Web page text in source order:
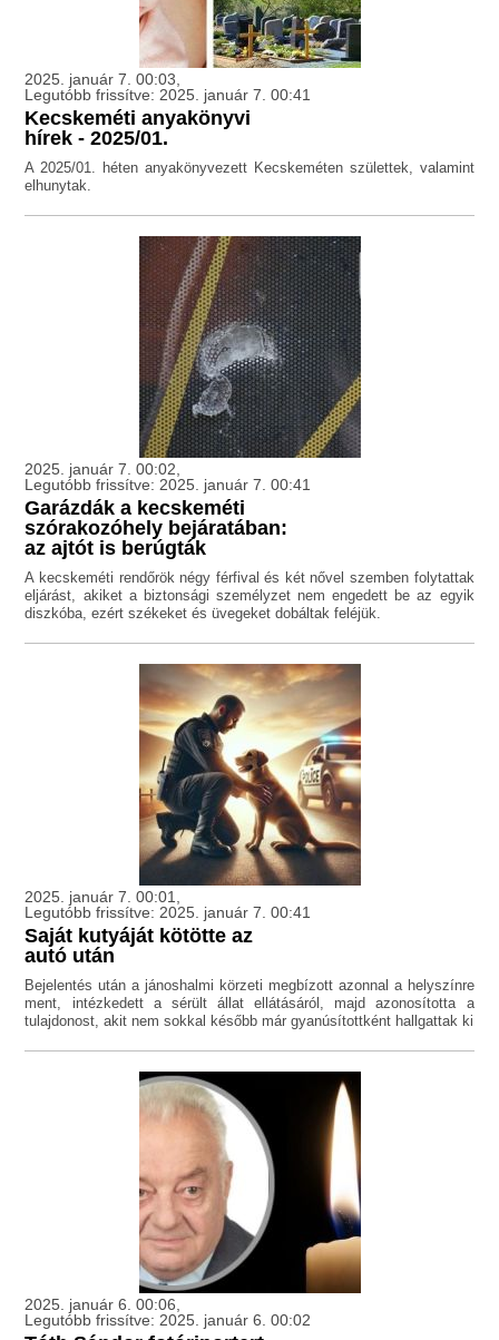
2025. január 7. 00:03,
Legutóbb frissítve: 2025. január 7. 00:41
Kecskeméti anyakönyvi
hírek - 2025/01.
A 2025/01. héten anyakönyvezett Kecskeméten születtek, valamint
elhunytak.
2025. január 7. 00:02,
Legutóbb frissítve: 2025. január 7. 00:41
Garázdák a kecskeméti
szórakozóhely bejáratában:
az ajtót is berúgták
A kecskeméti rendőrök négy férfival és két nővel szemben folytattak
eljárást, akiket a biztonsági személyzet nem engedett be az egyik
diszkóba, ezért székeket és üvegeket dobáltak feléjük.
2025. január 7. 00:01,
Legutóbb frissítve: 2025. január 7. 00:41
Saját kutyáját kötötte az
autó után
Bejelentés után a jánoshalmi körzeti megbízott azonnal a helyszínre
ment, intézkedett a sérült állat ellátásáról, majd azonosította a
tulajdonost, akit nem sokkal később már gyanúsítottként hallgattak ki
2025. január 6. 00:06,
Legutóbb frissítve: 2025. január 6. 00:02